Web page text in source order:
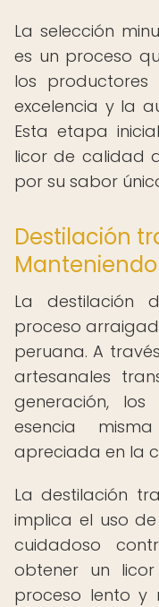
La selección
es un proceso
los
excelencia y la
Esta etapa
licor de calidad
por su sabor
Destilación
La destilación
proceso
peruana. A
artesanales
generación,
esencia
apreciada en la
La destilación
implica el uso
cuidadoso
obtener un
proceso lento y